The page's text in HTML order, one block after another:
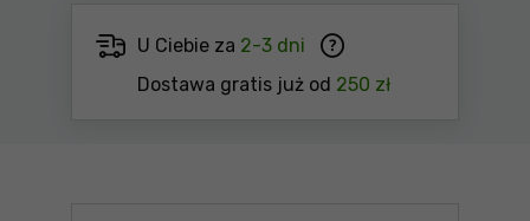
U Ciebie za 2-3 dni
Dostawa gratis już od 250 zł